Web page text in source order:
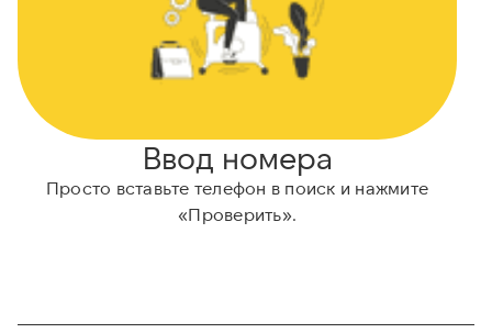
Ввод номера
Просто вставьте телефон в поиск и нажмите
«Проверить».